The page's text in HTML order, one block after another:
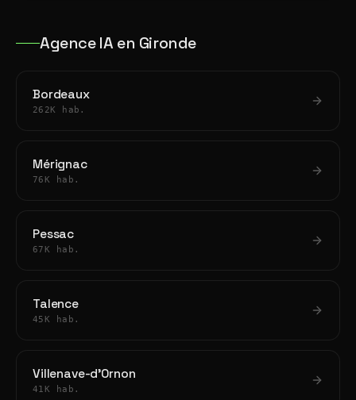
Agence IA en Gironde
Bordeaux
262K hab.
Mérignac
76K hab.
Pessac
67K hab.
Talence
45K hab.
Villenave-d'Ornon
41K hab.